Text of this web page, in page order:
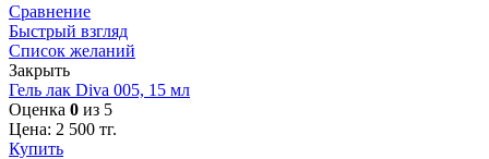
Сравнение
Быстрый взгляд
Список желаний
Закрыть
Гель лак Diva 005, 15 мл
Оценка 0 из 5
Цена: 2 500 тг.
Купить